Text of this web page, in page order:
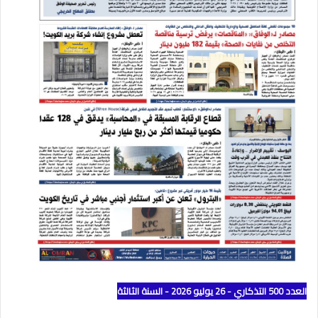
العدد 500 التذكاري - 26 يوليو 2026 - السنة الثالثة